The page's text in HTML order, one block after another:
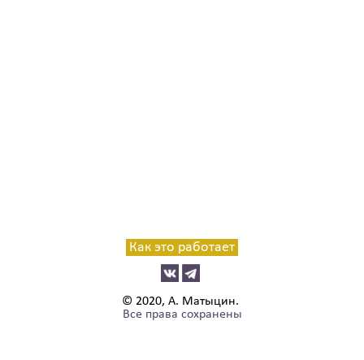
Как это работает
© 2020, А. Матыцин.
Все права сохранены